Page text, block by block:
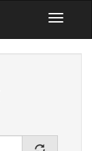
Toggle